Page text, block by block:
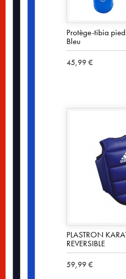
Protège-tibia
Bleu
45,99 €
PLASTRON
REVERSIBLE
59,99 €